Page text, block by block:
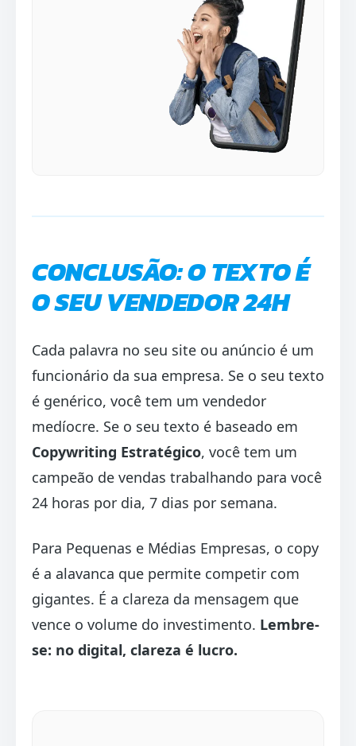
CONCLUSÃO: O TEXTO É
O SEU VENDEDOR 24H
Cada palavra no seu site ou anúncio é um
funcionário da sua empresa. Se o seu texto
é genérico, você tem um vendedor
medíocre. Se o seu texto é baseado em
Copywriting Estratégico, você tem um
campeão de vendas trabalhando para você
24 horas por dia, 7 dias por semana.
Para Pequenas e Médias Empresas, o copy
é a alavanca que permite competir com
gigantes. É a clareza da mensagem que
vence o volume do investimento. Lembre-
se: no digital, clareza é lucro.